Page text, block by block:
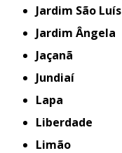
Jardim São Luís
Jardim Ângela
Jaçanã
Jundiaí
Lapa
Liberdade
Limão